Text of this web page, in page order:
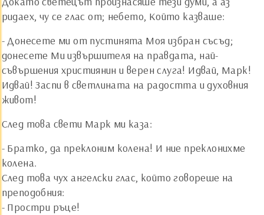
ридаех, чу се глас от; небето, Който казваше:
- Донесете ми от пустинята Моя избран съсъд;
донесете Ми извършителя на правдата, най-
съвършения християнин и верен слуга! Идвай, Марк!
Идвай! Заспи в светлината на радостта и духовния
живот!
След това свети Марк ми каза:
- Братко, да преклоним колена! И ние преклонихме
колена.
След това чух ангелски глас, който говореше на
преподобния:
- Простри ръце!